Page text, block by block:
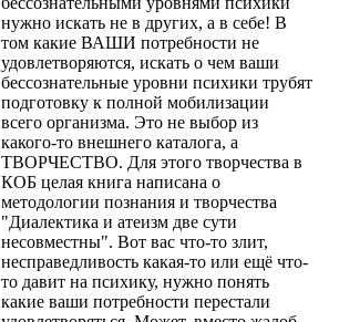
нужно искать не в других, а в себе! В
том какие ВАШИ потребности не
удовлетворяются, искать о чем ваши
бессознательные уровни психики трубят
подготовку к полной мобилизации
всего организма. Это не выбор из
какого-то внешнего каталога, а
ТВОРЧЕСТВО. Для этого творчества в
КОБ целая книга написана о
методологии познания и творчества
"Диалектика и атеизм две сути
несовместны". Вот вас что-то злит,
несправедливость какая-то или ещё что-
то давит на психику, нужно понять
какие ваши потребности перестали